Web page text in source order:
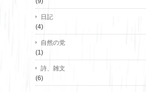
日記
(4)
自然の党
(1)
詩、雑文
(6)